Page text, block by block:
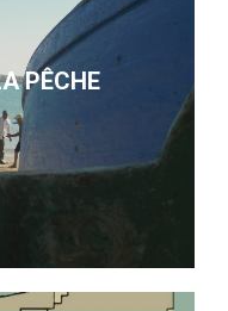
PÊCHE